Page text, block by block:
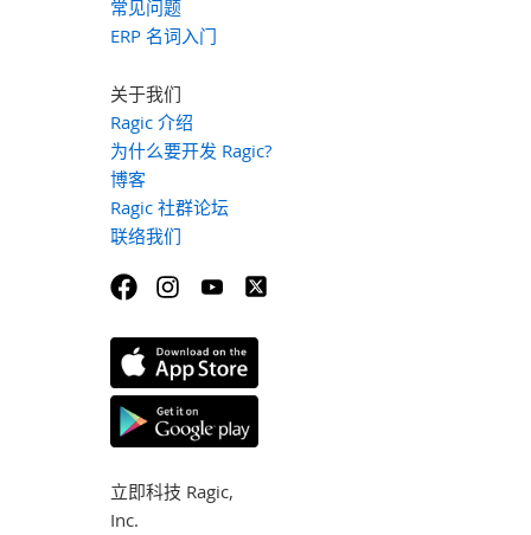
常见问题
ERP 名词入门
关于我们
Ragic 介绍
为什么要开发 Ragic?
博客
Ragic 社群论坛
联络我们
立即科技 Ragic,
Inc.